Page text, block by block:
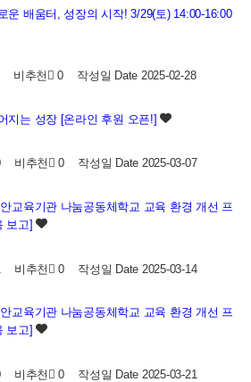
운 배움터, 성장의 시작! 3/29(토) 14:00-16:00
비추천 0 작성일 Date 2025-02-28
지는 성장 [온라인 후원 오픈!]
비추천 0 작성일 Date 2025-03-07
교육기관 나눔공동체학교 교육 환경 개선 프
보고]
비추천 0 작성일 Date 2025-03-14
교육기관 나눔공동체학교 교육 환경 개선 프
보고]
비추천 0 작성일 Date 2025-03-21